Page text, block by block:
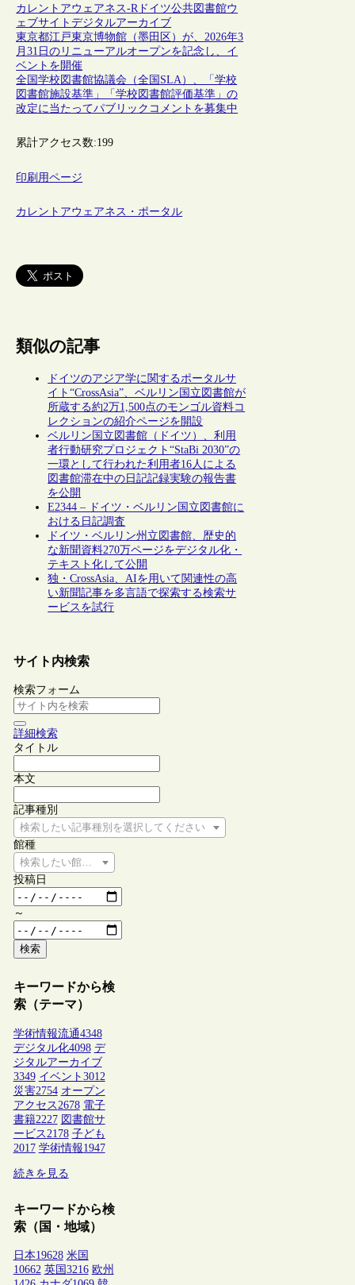
カレントアウェアネス-Rドイツ公共図書館ウ
ェブサイトデジタルアーカイブ
東京都江戸東京博物館（墨田区）が、2026年3
月31日のリニューアルオープンを記念し、イ
ベントを開催
全国学校図書館協議会（全国SLA）、「学校
図書館施設基準」「学校図書館評価基準」の
改定に当たってパブリックコメントを募集中
累計アクセス数:199
印刷用ページ
カレントアウェアネス・ポータル
類似の記事
ドイツのアジア学に関するポータルサ
イト“CrossAsia”、ベルリン国立図書館が
所蔵する約2万1,500点のモンゴル資料コ
レクションの紹介ページを開設
ベルリン国立図書館（ドイツ）、利用
者行動研究プロジェクト“StaBi 2030”の
一環として行われた利用者16人による
図書館滞在中の日記記録実験の報告書
を公開
E2344 – ドイツ・ベルリン国立図書館に
おける日記調査
ドイツ・ベルリン州立図書館、歴史的
な新聞資料270万ページをデジタル化・
テキスト化して公開
独・CrossAsia、AIを用いて関連性の高
い新聞記事を多言語で探索する検索サ
ービスを試行
サイト内検索
検索フォーム
詳細検索
タイトル
本文
記事種別
検索したい記事種別を選択してください
館種
検索したい館種を選択してください
投稿日
～
検索
キーワードから検
索（テーマ）
学術情報流通4348
デジタル化4098 デ
ジタルアーカイブ
3349 イベント 3012
災害2754 オープン
アクセス 2678 電子
書籍2227 図書館サ
ービス 2178 子ども
2017 学術情報1947
続きを見る
キーワードから検
索（国・地域）
日本19628 米国
10662 英国 3216 欧州